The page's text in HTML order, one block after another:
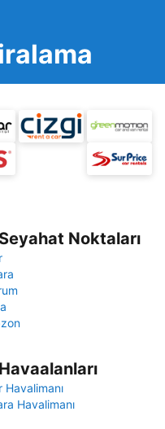
Noktaları
Havalimanı
Havalimanı